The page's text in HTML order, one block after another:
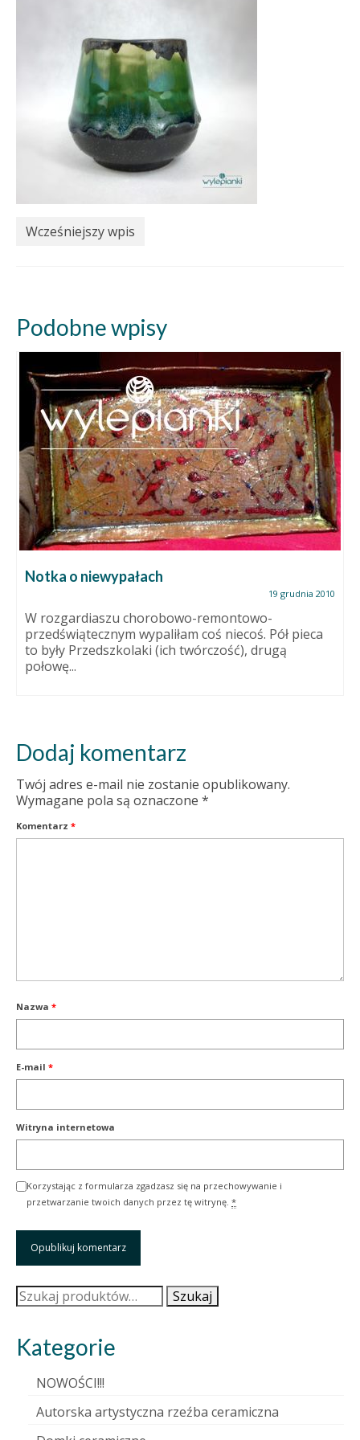
Wcześniejszy wpis
Podobne wpisy
Notka o niewypałach
19 grudnia 2010
W rozgardiaszu chorobowo-remontowo-
przedświątecznym wypaliłam coś niecoś. Pół pieca
to były Przedszkolaki (ich twórczość), drugą
połowę...
Dodaj komentarz
Twój adres e-mail nie zostanie opublikowany.
Wymagane pola są oznaczone *
Komentarz *
Nazwa *
E-mail *
Witryna internetowa
Korzystając z formularza zgadzasz się na przechowywanie i
przetwarzanie twoich danych przez tę witrynę. *
Szukaj: Szukaj
Kategorie
NOWOŚCI!!!
Autorska artystyczna rzeźba ceramiczna